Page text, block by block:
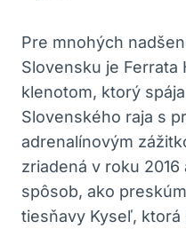
Pre mnohých
Slovensku je Ferrata
klenotom, ktorý
Slovenského raja s
adrenalínovým
zriadená v roku
spôsob, ako
tiesňavy Kyseľ,